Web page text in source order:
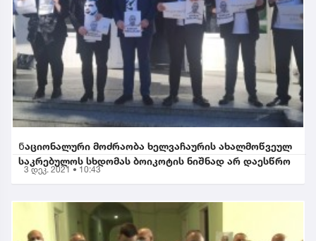
Ნაციონალური მოძრაობა ხელვაჩაურის ახალმოწვეულ
საკრებულოს სხდომას ბოიკოტის ნიშნად არ დაესწრო
3 დეკ. 2021 • 10:43